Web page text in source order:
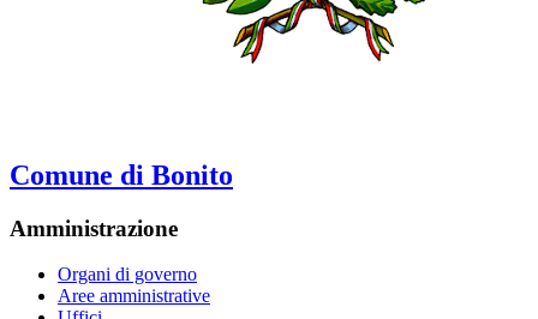
Comune di Bonito
Amministrazione
Organi di governo
Aree amministrative